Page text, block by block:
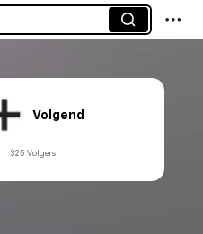
Volgend
325 Volgers